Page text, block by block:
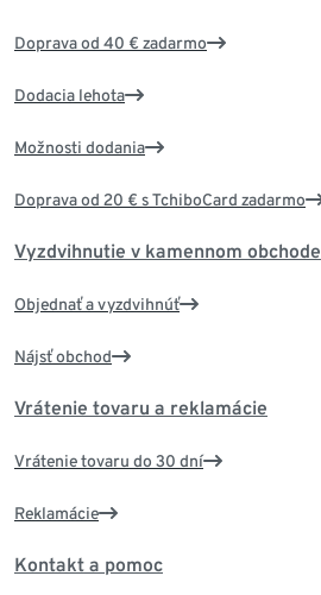
Doprava od 40 € zadarmo
Dodacia lehota
Možnosti dodania
Doprava od 20 € s TchiboCard zadarmo
Vyzdvihnutie v kamennom obchode
Objednať a vyzdvihnúť
Nájsť obchod
Vrátenie tovaru a reklamácie
Vrátenie tovaru do 30 dní
Reklamácie
Kontakt a pomoc